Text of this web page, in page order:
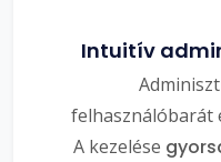
Intuitív
felhasználóbarát
A kezelése